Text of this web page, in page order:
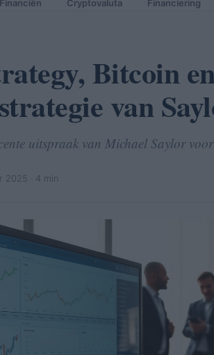
Financiën Cryptovaluta Financiering
Bitcoin
van
uitspraak van Michael Saylor
2025 · 4 min